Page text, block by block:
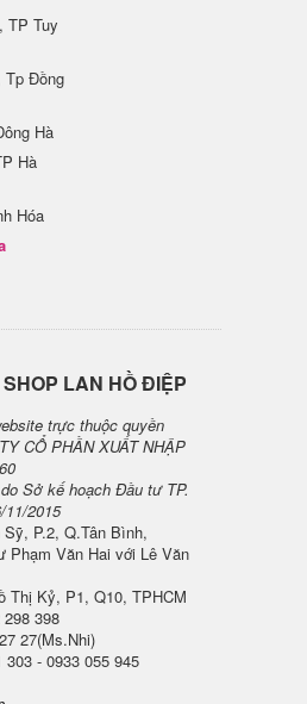
TP Tuy
Tp Đồng
Hà
Hà
Hóa
LAN HỒ ĐIỆP
trực thuộc quyền
CỔ PHẦN XUẤT NHẬP
Sở kế hoạch Đầu tư TP.
2015
P.2, Q.Tân Bình,
Phạm Văn Hai với Lê Văn
Thị Kỷ, P1, Q10, TPHCM
298 398
27(Ms.Nhi)
303 - 0933 055 945